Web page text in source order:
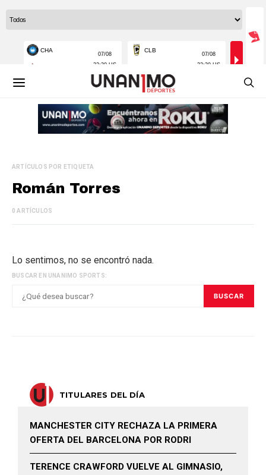
ARTÍCULOS POR ETIQUETA
Román Torres
0 ARTÍCULOS
Lo sentimos, no se encontró nada.
BUSCAR EN UNANIMO SPORTS:
BUSCAR
TITULARES DEL DÍA
MANCHESTER CITY RECHAZA LA PRIMERA
OFERTA DEL BARCELONA POR RODRI
TERENCE CRAWFORD VUELVE AL GIMNASIO,